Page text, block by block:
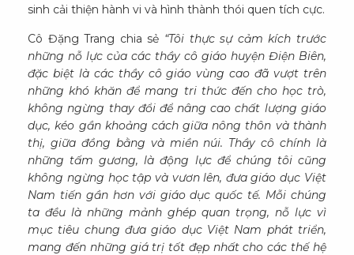
sinh cải thiện hành vi và hình thành thói quen tích cực.
Cô Đặng Trang chia sẻ “Tôi thực sự cảm kích trước
những nỗ lực của các thầy cô giáo huyện Điện Biên,
đặc biệt là các thầy cô giáo vùng cao đã vượt trên
những khó khăn để mang tri thức đến cho học trò,
không ngừng thay đổi để nâng cao chất lượng giáo
dục, kéo gần khoảng cách giữa nông thôn và thành
thị, giữa đồng bằng và miền núi. Thầy cô chính là
những tấm gương, là động lực để chúng tôi cũng
không ngừng học tập và vươn lên, đưa giáo dục Việt
Nam tiến gần hơn với giáo dục quốc tế. Mỗi chúng
ta đều là những mảnh ghép quan trọng, nỗ lực vì
mục tiêu chung đưa giáo dục Việt Nam phát triển,
mang đến những giá trị tốt đẹp nhất cho các thế hệ